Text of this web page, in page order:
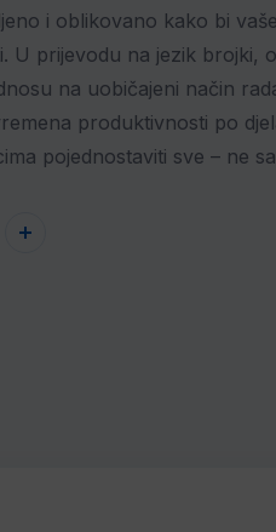
i oblikovano kako bi
U prijevodu na jezik brojki,
na uobičajeni način
produktivnosti po
pojednostaviti sve – ne